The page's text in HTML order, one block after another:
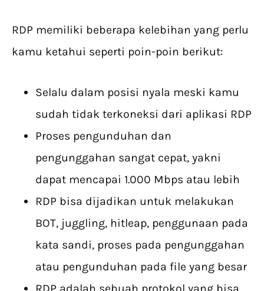
RDP memiliki beberapa kelebihan yang perlu
kamu ketahui seperti poin-poin berikut:
Selalu dalam posisi nyala meski kamu
sudah tidak terkoneksi dari aplikasi RDP
Proses pengunduhan dan
pengunggahan sangat cepat, yakni
dapat mencapai 1.000 Mbps atau lebih
RDP bisa dijadikan untuk melakukan
BOT, juggling, hitleap, penggunaan pada
kata sandi, proses pada pengunggahan
atau pengunduhan pada file yang besar